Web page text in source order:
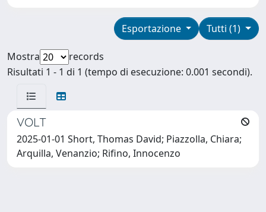
Tutti (1)
Esportazione
Mostra
records
Risultati 1 - 1 di 1 (tempo di esecuzione: 0.001 secondi).
VOLT
2025-01-01 Short, Thomas David; Piazzolla, Chiara;
Arquilla, Venanzio; Rifino, Innocenzo